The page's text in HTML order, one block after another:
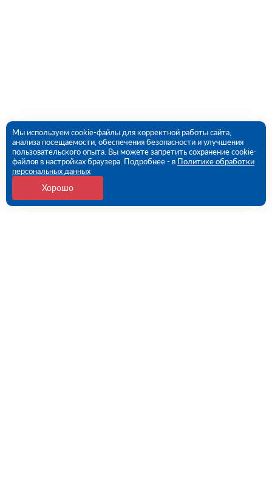
Мы используем cookie-файлы для корректной работы сайта,
анализа посещаемости, обеспечения безопасности и улучшения
пользовательского опыта. Вы можете запретить сохранение cookie-
файлов в настройках браузера. Подробнее - в Политике обработки
персональных данных
Хорошо